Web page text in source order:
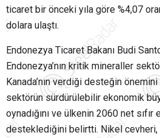
ticaret bir önceki yıla göre %4,07
dolara ulaştı.
Endonezya Ticaret Bakanı Budi
Endonezya’nın kritik mineraller
Kanada’nın verdiği desteğin önemini
sektörün sürdürülebilir ekonomik
oynadığını ve ülkenin 2060 net
desteklediğini belirtti. Nikel cevheri,